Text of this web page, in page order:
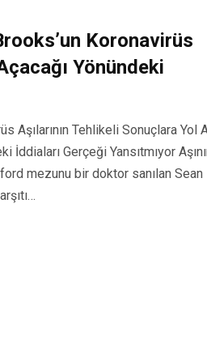
Koronavirüs
Yönündeki
Tehlikeli Sonuçlara Yol
İddiaları Gerçeği Yansıtmıyor
mezunu bir doktor sanılan Sean